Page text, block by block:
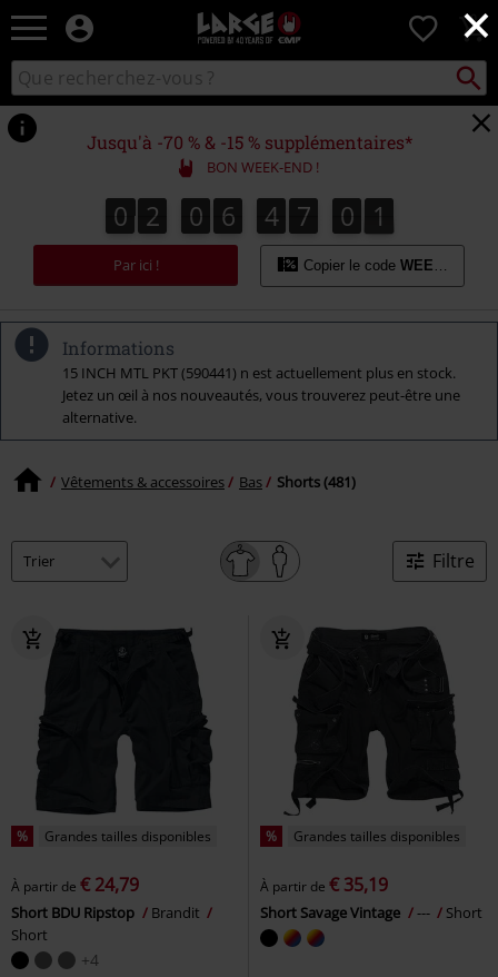
×
EMP
-
Merchandising
Gaming,
Films
&
Séries
TV
Modes
alternatives
0
Rechercher
sur
le
catalogue
Jusqu'à -70 % & -15 % supplémentaires*
BON WEEK-END !
0
0 2
2 0
0 6
6 4
4 6
7
6
7 5
0
5
0 9
0
9
1
0
Par ici ! Copier le code WEEKEND
Informations
15 INCH MTL PKT (590441) n est actuellement plus en stock.
Jetez un œil à nos nouveautés, vous trouverez peut-être une
alternative.
Vêtements & accessoires Bas Shorts (481)
Filtre
% Grandes tailles disponibles
À partir de € 24,79
Short BDU Ripstop
Brandit
Short
+4
% Grandes tailles disponibles
À partir de € 35,19
Short Savage Vintage --- Short